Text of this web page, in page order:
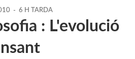
- 6 H TARDA
: L'evolució